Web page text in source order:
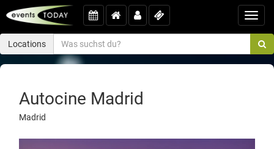
Locations
Autocine Madrid
Madrid